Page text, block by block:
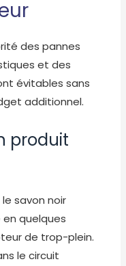
des pannes
et des
évitables sans
additionnel.
produit
savon noir
en quelques
de trop-plein.
le circuit